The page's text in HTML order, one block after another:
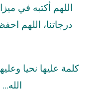
اللهم أكتبه في
درجاتنا، اللهم
كلمة عليها نحيا